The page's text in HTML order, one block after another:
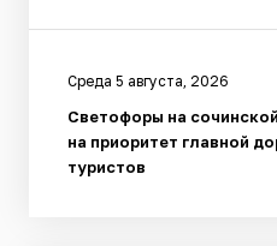
Среда 5 августа, 2026
Светофоры на
на приоритет главной
туристов